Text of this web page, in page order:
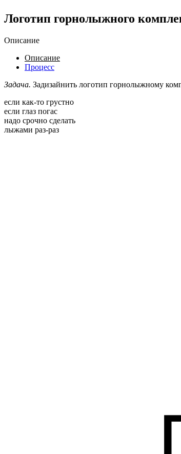
Логотип горнолыжного
Описание
Описание
Процесс
Задача. Задизайнить логотип горнолыжному
если как-то грустно
если глаз погас
надо срочно сделать
лыжами раз-раз